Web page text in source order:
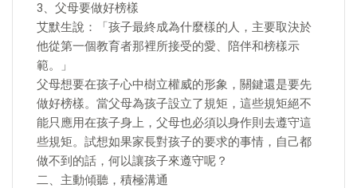
3、父母要做好榜樣
艾默生說：「孩子最終成為什麼樣的人，主要取決於
他從第一個教育者那裡所接受的愛、陪伴和榜樣示
範。」
父母想要在孩子心中樹立權威的形象，關鍵還是要先
做好榜樣。當父母為孩子設立了規矩，這些規矩絕不
能只應用在孩子身上，父母也必須以身作則去遵守這
些規矩。試想如果家長對孩子的要求的事情，自己都
做不到的話，何以讓孩子來遵守呢？
二、主動傾聽，積極溝通